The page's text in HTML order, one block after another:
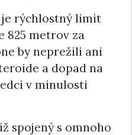
je rýchlostný limit
825 metrov za
by neprežili ani
a dopad na
v minulosti
spojený s omnoho